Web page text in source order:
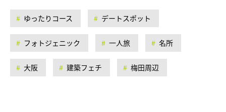
ゆったりコース デートスポット
フォトジェニック 一人旅 名所
大阪 建築フェチ 梅田周辺